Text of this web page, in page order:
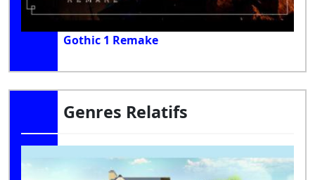
Gothic 1 Remake
Genres Relatifs